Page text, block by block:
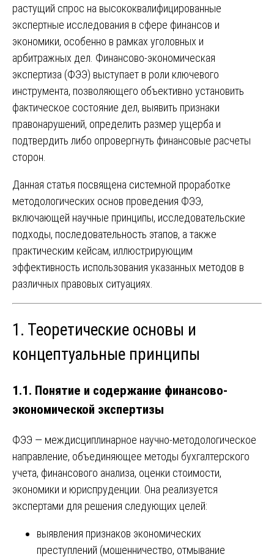
растущий спрос на высококвалифицированные
экспертные исследования в сфере финансов и
экономики, особенно в рамках уголовных и
арбитражных дел. Финансово-экономическая
экспертиза (ФЭЭ) выступает в роли ключевого
инструмента, позволяющего объективно установить
фактическое состояние дел, выявить признаки
правонарушений, определить размер ущерба и
подтвердить либо опровергнуть финансовые расчеты
сторон.
Данная статья посвящена системной проработке
методологических основ проведения ФЭЭ,
включающей научные принципы, исследовательские
подходы, последовательность этапов, а также
практическим кейсам, иллюстрирующим
эффективность использования указанных методов в
различных правовых ситуациях.
1. Теоретические основы и
концептуальные принципы
1.1. Понятие и содержание финансово-
экономической экспертизы
ФЭЭ — междисциплинарное научно-методологическое
направление, объединяющее методы бухгалтерского
учета, финансового анализа, оценки стоимости,
экономики и юриспруденции. Она реализуется
экспертами для решения следующих целей:
выявления признаков экономических
преступлений (мошенничество, отмывание